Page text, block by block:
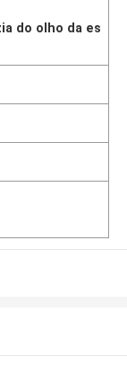
do olho da es